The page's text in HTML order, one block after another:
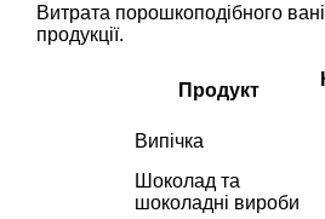
Витрата порошкоподібного
продукції.
Продукт
Випічка
Шоколад та
шоколадні вироби